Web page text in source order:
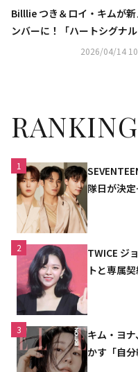
Billlie つき＆ロイ・キムが新
ンバーに！「ハートシグナル
5」4月21日よりU-NEXTで
2026/04/14
RANKING
1
隊日が決
2
TWICE ジ
トと専属
3
キム・ヨ
かす「自